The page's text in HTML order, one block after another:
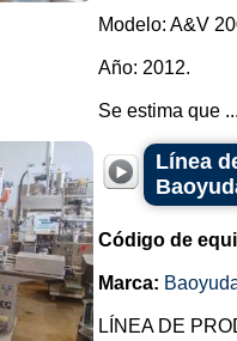
Modelo: A&V
Año: 2012.
Se estima que
Línea
Código de
Marca:
LÍNEA DE